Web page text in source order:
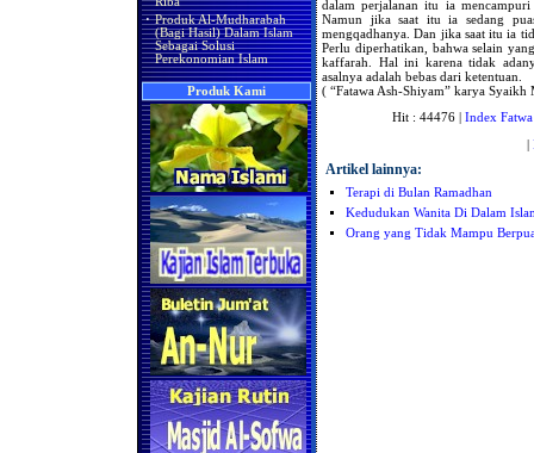
· Produk Al-Mudharabah
(Bagi Hasil) Dalam Islam
Sebagai Solusi
Perekonomian Islam
Produk Kami
dalam perjalanan itu ia
Namun jika saat itu ia sedang
mengqadhanya. Dan jika saat itu ia
Perlu diperhatikan, bahwa selain
kaffarah. Hal ini karena tidak
asalnya adalah bebas dari ketentuan.
( “Fatawa Ash-Shiyam” karya
Hit : 44476 | Index Fatwa
|
Artikel lainnya:
Terapi di Bulan Ramadhan
Kedudukan Wanita Di Dalam
Orang yang Tidak Mampu